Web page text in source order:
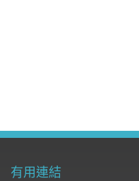
有用連結